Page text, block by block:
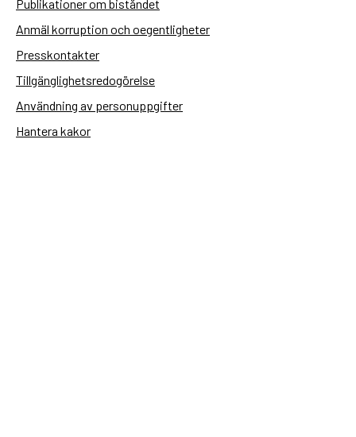
Publikationer om biståndet
Anmäl korruption och oegentligheter
Presskontakter
Tillgänglighetsredogörelse
Användning av personuppgifter
Hantera kakor